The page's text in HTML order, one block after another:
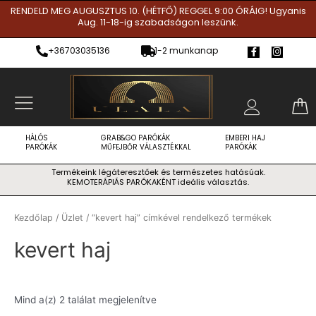
Skip
content
RENDELD MEG AUGUSZTUS 10. (HÉTFŐ) REGGEL 9:00 ÓRÁIG! Ugyanis
Aug. 11-18-ig szabadságon leszünk.
+36703035136 1-2 munkanap
F
a
c
o
k
I
n
s
HÁLÓS
PARÓKÁK
GRAB&GO PARÓKÁK
MŰFEJBŐR VÁLASZTÉKKAL
EMBERI HAJ
PARÓKÁK
Termékeink légáteresztőek és természetes hatásúak.
KEMOTERÁPIÁS PARÓKAKÉNT ideális választás.
Kezdőlap / Üzlet / “kevert haj” címkével rendelkező termékek
kevert haj
Mind a(z) 2 találat megjelenítve